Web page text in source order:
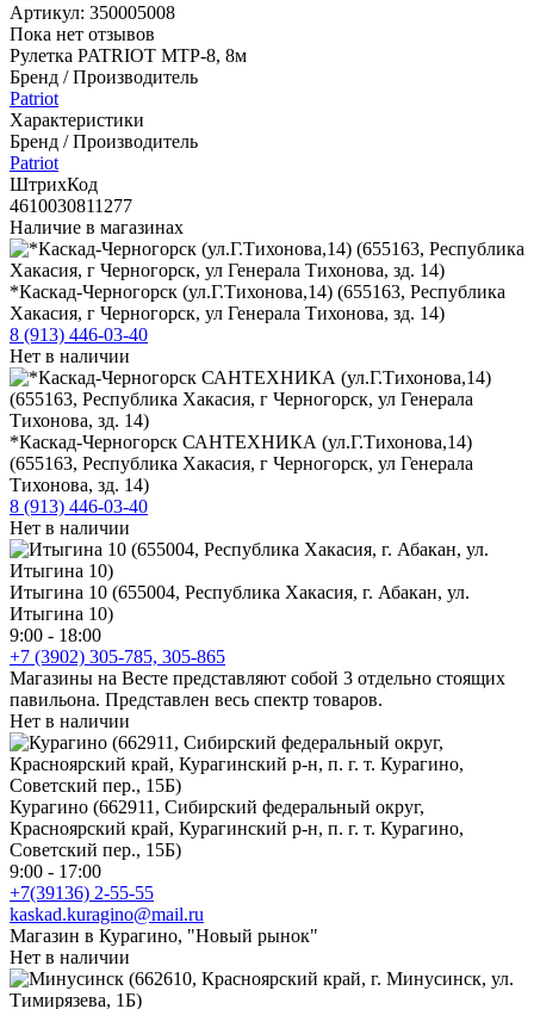
Артикул: 350005008
Пока нет отзывов
Рулетка PATRIOT MTP-8, 8м
Бренд / Производитель
Patriot
Характеристики
Бренд / Производитель
Patriot
ШтрихКод
4610030811277
Наличие в магазинах
*Каскад-Черногорск (ул.Г.Тихонова,14) (655163, Республика
Хакасия, г Черногорск, ул Генерала Тихонова, зд. 14)
8 (913) 446-03-40
Нет в наличии
*Каскад-Черногорск САНТЕХНИКА (ул.Г.Тихонова,14)
(655163, Республика Хакасия, г Черногорск, ул Генерала
Тихонова, зд. 14)
8 (913) 446-03-40
Нет в наличии
Итыгина 10 (655004, Республика Хакасия, г. Абакан, ул.
Итыгина 10)
9:00 - 18:00
+7 (3902) 305-785, 305-865
Магазины на Весте представляют собой 3 отдельно стоящих
павильона. Представлен весь спектр товаров.
Нет в наличии
Курагино (662911, Сибирский федеральный округ,
Красноярский край, Курагинский р-н, п. г. т. Курагино,
Советский пер., 15Б)
9:00 - 17:00
+7(39136) 2-55-55
kaskad.kuragino@mail.ru
Магазин в Курагино, "Новый рынок"
Нет в наличии